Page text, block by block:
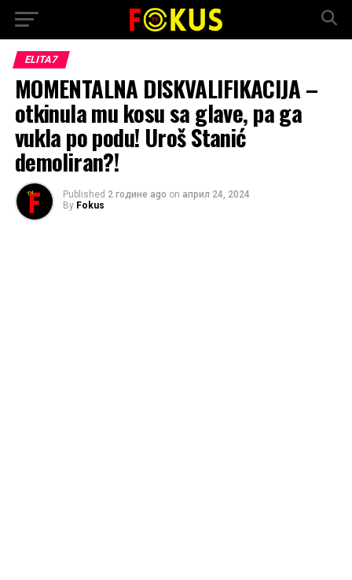
ELITA7
MOMENTALNA DISKVALIFIKACIJA –
otkinula mu kosu sa glave, pa ga
vukla po podu! Uroš Stanić
demoliran?!
Published 2 године ago on април 24, 2024
By Fokus